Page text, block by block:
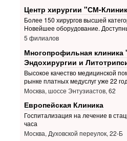
Центр хирургии "СМ-
Более 150 хирургов высшей
Новейшее оборудование.
5 филиалов
Многопрофильная клиника
Эндохирургии и
Высокое качество медицинской
рынке платных медуслуг уже 22
Москва, шоссе Энтузиастов, 62
Европейская Клиника
Госпитализация на лечение в
часа
Москва, Духовской переулок, 22-Б